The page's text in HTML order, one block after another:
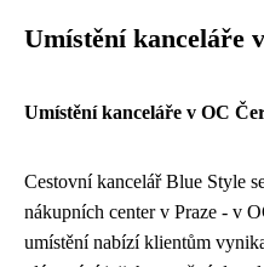
Umístění kanceláře
Umístění kanceláře v OC
Cestovní kancelář Blue Style
nákupních center v Praze - v
umístění nabízí klientům